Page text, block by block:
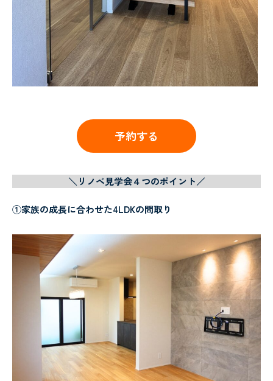
予約する
＼リノベ見学会４つのポイント／
①家族の成長に合わせた4LDKの間取り